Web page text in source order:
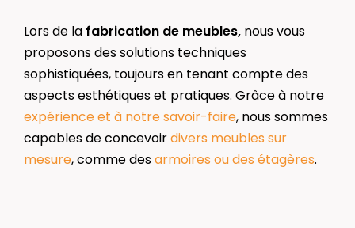
Lors de la fabrication de meubles, nous vous
proposons des solutions techniques
sophistiquées, toujours en tenant compte des
aspects esthétiques et pratiques. Grâce à notre
expérience et à notre savoir-faire, nous sommes
capables de concevoirdivers meubles sur
mesure, comme desarmoires ou des étagères.